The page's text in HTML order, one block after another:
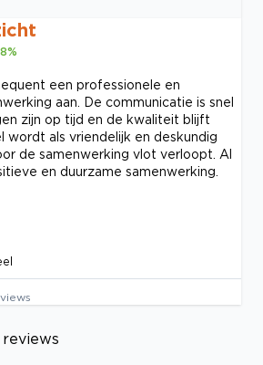
%
een professionele en
aan. De communicatie is snel
zijn op tijd en de kwaliteit blijft
wordt als vriendelijk en deskundig
de samenwerking vlot verloopt. Al
en duurzame samenwerking.